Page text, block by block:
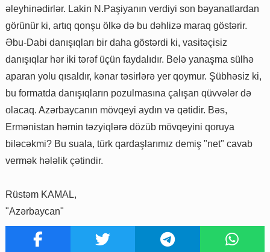
əleyhinədirlər. Lakin N.Paşiyanın verdiyi son bəyanatlardan
görünür ki, artıq qonşu ölkə də bu dəhlizə maraq göstərir.
Əbu-Dabi danışıqları bir daha göstərdi ki, vasitəçisiz
danışıqlar hər iki tərəf üçün faydalıdır. Belə yanaşma sülhə
aparan yolu qısaldır, kənar təsirlərə yer qoymur. Şübhəsiz ki,
bu formatda danışıqların pozulmasına çalışan qüvvələr də
olacaq. Azərbaycanın mövqeyi aydın və qətidir. Bəs,
Ermənistan həmin təzyiqlərə dözüb mövqeyini qoruya
biləcəkmi? Bu suala, türk qardaşlarımız demiş "net" cavab
vermək hələlik çətindir.
Rüstəm KAMAL,
"Azərbaycan"